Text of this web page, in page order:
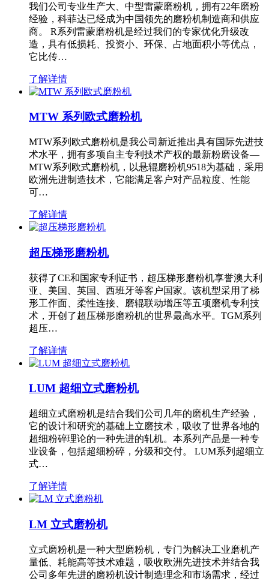
我们公司专业生产大、中型雷蒙磨粉机，拥有22年磨粉
经验，科菲达已经成为中国领先的磨粉机制造商和供应
商。 R系列雷蒙磨粉机是经过我们的专家优化升级改
造，具有低损耗、投资小、环保、占地面积小等优点，
它比传…
了解详情
MTW 系列欧式磨粉机
MTW系列欧式磨粉机是我公司新近推出具有国际先进技
术水平，拥有多项自主专利技术产权的最新粉磨设备—
MTW系列欧式磨粉机，以悬辊磨粉机9518为基础，采用
欧洲先进制造技术，它能满足客户对产品粒度、性能
可…
了解详情
超压梯形磨粉机
获得了CE和国家专利证书，超压梯形磨粉机享誉澳大利
亚、美国、英国、西班牙等客户国家。该机型采用了梯
形工作面、柔性连接、磨辊联动增压等五项磨机专利技
术，开创了超压梯形磨粉机的世界最高水平。TGM系列
超压…
了解详情
LUM 超细立式磨粉机
超细立式磨粉机是结合我们公司几年的磨机生产经验，
它的设计和研究的基础上立磨技术，吸收了世界各地的
超细粉碎理论的一种先进的轧机。本系列产品是一种专
业设备，包括超细粉碎，分级和交付。 LUM系列超细立
式…
了解详情
LM 立式磨粉机
立式磨粉机是一种大型磨粉机，专门为解决工业磨机产
量低、耗能高等技术难题，吸收欧洲先进技术并结合我
公司多年先进的磨粉机设计制造理念和市场需求，经过